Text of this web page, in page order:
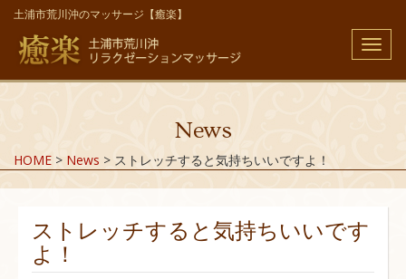
土浦市荒川沖のマッサージ【癒楽】
メ
ニ
ュ
News
HOME > News > ストレッチすると気持ちいいですよ！
ストレッチすると気持ちいいです
よ！